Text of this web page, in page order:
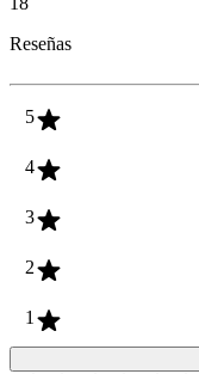
Reseñas
5
4
3
2
1